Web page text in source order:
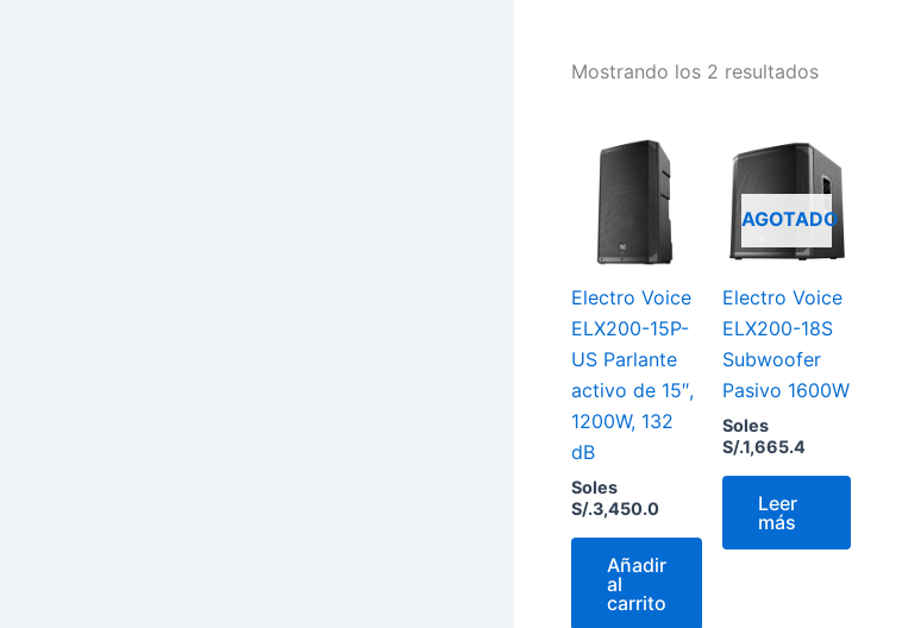
Mostrando los 2 resultados
Electro Voice
ELX200-15P-
US Parlante
activo de 15″,
1200W, 132
dB
Soles
S/.3,450.0
Añadir
al
carrito
AGOTADO
Electro Voice
ELX200-18S
Subwoofer
Pasivo 1600W
Soles
S/.1,665.4
Leer
más